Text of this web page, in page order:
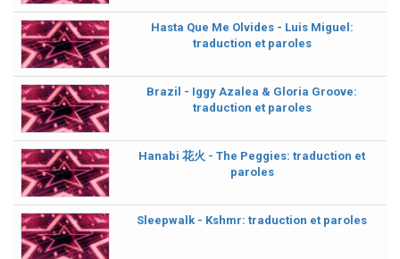
Hasta Que Me Olvides - Luis Miguel:
traduction et paroles
Brazil - Iggy Azalea & Gloria Groove:
traduction et paroles
Hanabi 花火 - The Peggies: traduction et
paroles
Sleepwalk - Kshmr: traduction et paroles